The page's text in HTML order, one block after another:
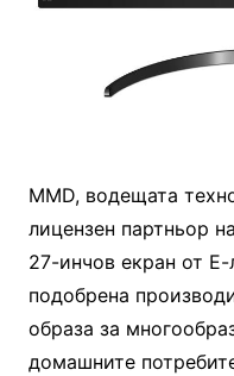
MMD, водещата
лицензен партньор
27-инчов екран от Е-
подобрена
образа за
домашните